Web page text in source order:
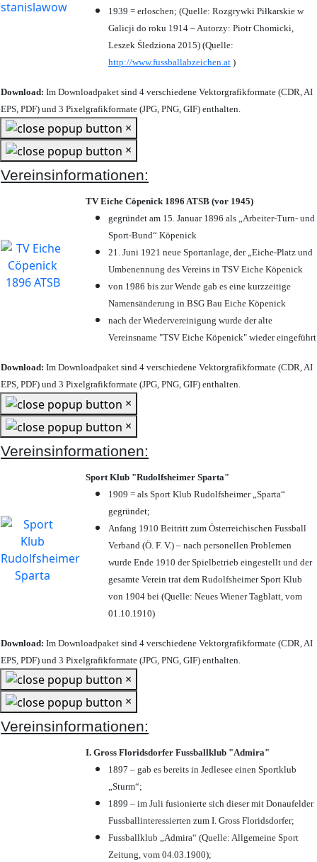
1939 = erloschen; (Quelle: Rozgrywki Piłkarskie w
Galicji do roku 1914 – Autorzy: Piotr Chomicki,
Leszek Śledziona 2015) (Quelle:
http://www.fussballabzeichen.at )
Download: Im Downloadpaket sind 4 verschiedene Vektorgrafikformate (CDR, AI
EPS, PDF) und 3 Pixelgrafikformate (JPG, PNG, GIF) enthalten.
×
×
Vereinsinformationen:
TV Eiche Cöpenick 1896 ATSB (vor 1945)
gegründet am 15. Januar 1896 als „Arbeiter-Turn- und
Sport-Bund“ Köpenick
21. Juni 1921 neue Sportanlage, der „Eiche-Platz und
Umbenennung des Vereins in TSV Eiche Köpenick
von 1986 bis zur Wende gab es eine kurzzeitige
Namensänderung in BSG Bau Eiche Köpenick
nach der Wiedervereinigung wurde der alte
Vereinsname "TSV Eiche Köpenick" wieder eingeführt
Download: Im Downloadpaket sind 4 verschiedene Vektorgrafikformate (CDR, AI
EPS, PDF) und 3 Pixelgrafikformate (JPG, PNG, GIF) enthalten.
×
×
Vereinsinformationen:
Sport Klub "Rudolfsheimer Sparta"
1909 = als Sport Klub Rudolfsheimer „Sparta“
gegründet;
Anfang 1910 Beitritt zum Österreichischen Fussball
Verband (Ö. F. V.) – nach personellen Problemen
wurde Ende 1910 der Spielbetrieb eingestellt und der
gesamte Verein trat dem Rudolfsheimer Sport Klub
von 1904 bei (Quelle: Neues Wiener Tagblatt, vom
01.10.1910)
Download: Im Downloadpaket sind 4 verschiedene Vektorgrafikformate (CDR, AI
EPS, PDF) und 3 Pixelgrafikformate (JPG, PNG, GIF) enthalten.
×
×
Vereinsinformationen:
I. Gross Floridsdorfer Fussballklub "Admira"
1897 – gab es bereits in Jedlesee einen Sportklub
„Sturm“;
1899 – im Juli fusionierte sich dieser mit Donaufelder
Fussballinteressierten zum I. Gross Floridsdorfer;
Fussballklub „Admira“ (Quelle: Allgemeine Sport
Zeitung, vom 04.03.1900);